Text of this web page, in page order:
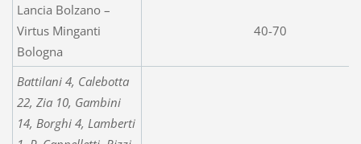
Lancia Bolzano –
Virtus Minganti
Bologna
40-70
Battilani 4, Calebotta
22, Zia 10, Gambini
14, Borghi 4, Lamberti